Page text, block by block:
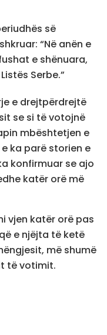
së
“Në anën e
e shënuara,
Serbe.”
e drejtpërdrejtë
se si të votojnë
mbështetjen e
ka parë storien e
konfirmuar se ajo
katër orë më
vjen katër orë pas
e njëjta të ketë
më shumë
të votimit.